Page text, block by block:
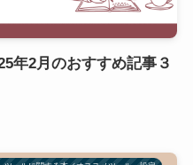
年2月のおすすめ記事３